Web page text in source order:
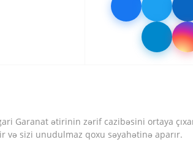
Garanat ətirinin zərif cazibəsini ortaya
və sizi unudulmaz qoxu səyahətinə aparır.